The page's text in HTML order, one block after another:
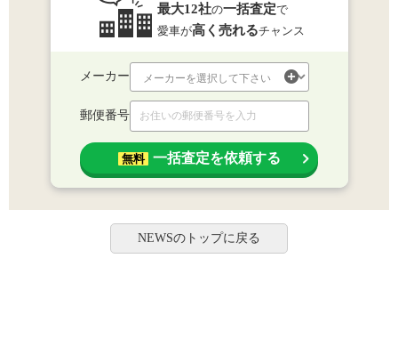
最大12社の一括査定で
愛車が高く売れるチャンス
メーカー
郵便番号
無料 一括査定を依頼する
NEWSのトップに戻る